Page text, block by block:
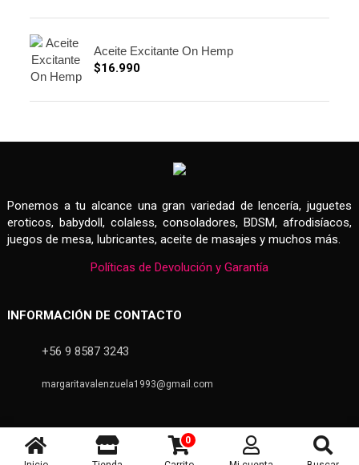
Aceite Excitante On Hemp
$16.990
Ponemos a tu alcance una gran variedad de lencería, juguetes
eroticos, babydoll, colaless, consoladores, BDSM, afrodisíacos,
juegos de mesa, lubricantes, aceite de masajes y muchos más.
Políticas de Devolución y Garantía
INFORMACIÓN DE CONTACTO
+56 9 8587 3243
margaritavalenzuela1993@gmail.com
Copyright 2020 - Margarita Sex Shop
0